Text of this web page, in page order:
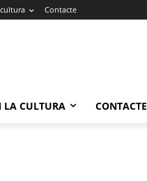
Contacte
LA CULTURA CONTACTE